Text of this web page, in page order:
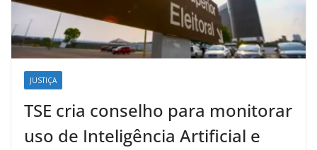
JUSTIÇA
TSE cria conselho para monitorar
uso de Inteligência Artificial e